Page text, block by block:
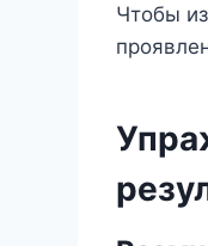
Чтобы